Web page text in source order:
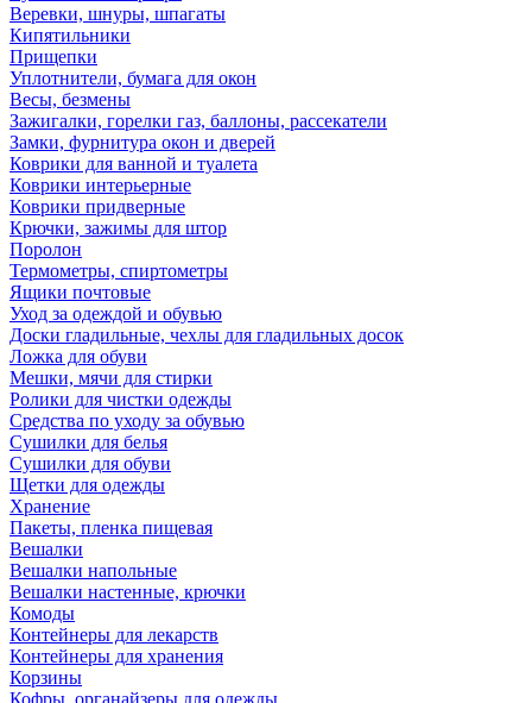
Веревки, шнуры, шпагаты
Кипятильники
Прищепки
Уплотнители, бумага для окон
Весы, безмены
Зажигалки, горелки газ, баллоны, рассекатели
Замки, фурнитура окон и дверей
Коврики для ванной и туалета
Коврики интерьерные
Коврики придверные
Крючки, зажимы для штор
Поролон
Термометры, спиртометры
Ящики почтовые
Уход за одеждой и обувью
Доски гладильные, чехлы для гладильных досок
Ложка для обуви
Мешки, мячи для стирки
Ролики для чистки одежды
Средства по уходу за обувью
Сушилки для белья
Сушилки для обуви
Щетки для одежды
Хранение
Пакеты, пленка пищевая
Вешалки
Вешалки напольные
Вешалки настенные, крючки
Комоды
Контейнеры для лекарств
Контейнеры для хранения
Корзины
Кофры, органайзеры для одежды